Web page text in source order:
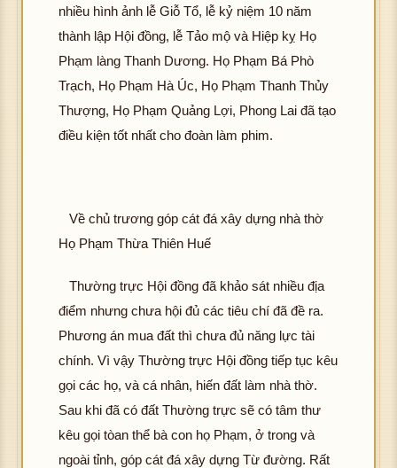
nhiều hình ảnh lễ Giỗ Tổ, lễ kỷ niệm 10 năm
thành lập Hội đồng, lễ Tảo mộ và Hiệp kỵ Họ
Phạm làng Thanh Dương. Họ Phạm Bá Phò
Trạch, Họ Phạm Hà Úc, Họ Phạm Thanh Thủy
Thượng, Họ Phạm Quảng Lợi, Phong Lai đã tạo
điều kiện tốt nhất cho đoàn làm phim.
Về chủ trương góp cát đá xây dựng nhà thờ
Họ Phạm Thừa Thiên Huế
Thường trực Hội đồng đã khảo sát nhiều địa
điểm nhưng chưa hội đủ các tiêu chí đã đề ra.
Phương án mua đất thì chưa đủ năng lực tài
chính. Vì vậy Thường trực Hội đồng tiếp tục kêu
gọi các họ, và cá nhân, hiến đất làm nhà thờ.
Sau khi đã có đất Thường trực sẽ có tâm thư
kêu gọi tòan thể bà con họ Phạm, ở trong và
ngoài tỉnh, góp cát đá xây dựng Từ đường. Rất